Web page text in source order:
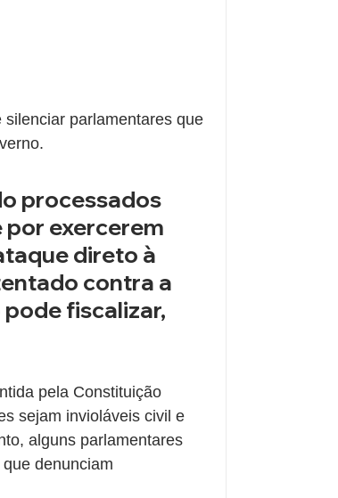
parlamentares que
exercerem
direto à
contra a
fiscalizar,
pela Constituição
sejam invioláveis civil e
alguns parlamentares
denunciam